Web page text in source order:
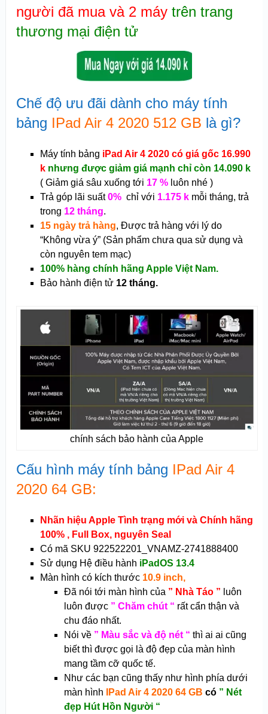
người đã mua và 2 máy trên trang
thương mại điện tử
Chế độ ưu đãi dành cho máy tính
bảng IPad Air 4 2020 512 GB là gì?
Máy tính bảng iPad Air 4 2020 có giá gốc 16.990
k nhưng được giảm giá mạnh chỉ còn 14.090 k
( Giảm giá sâu xuống tới 17 % luôn nhé )
Trả góp lãi suất0%chỉ với 1.175 kmỗi tháng, trả
trong 12 tháng.
15 ngày trả hàng, Được trả hàng với lý do
“Không vừa ý” (Sản phẩm chưa qua sử dụng và
còn nguyên tem mạc)
100% hàng chính hãng Apple Việt Nam.
Bảo hành điện tử 12 tháng.
chính sách bảo hành của Apple
Cấu hình máy tính bảng IPad Air 4
2020 64 GB:
Nhãn hiệu Apple Tình trạng mới và Chính hãng
100% , Full Box, nguyên Seal
Có mã SKU 922522201_VNAMZ-2741888400
Sử dụng Hệ điều hành iPadOS 13.4
Màn hình có kích thước 10.9 inch,
Đã nói tới màn hình của ” Nhà Táo ” luôn
luôn được” Chăm chút “ rất cẩn thận và
chu đáo nhất.
Nói về ” Màu sắc và độ nét “ thì ai ai cũng
biết thì được gọi là độ đẹp của màn hình
mang tầm cỡ quốc tế.
Như các bạn cũng thấy như hình phía dưới
màn hình IPad Air 4 2020 64 GB có ” Nét
đẹp Hút Hồn Người “